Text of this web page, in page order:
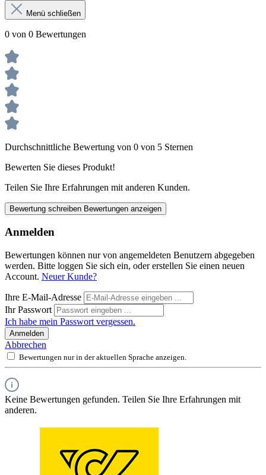
Menü schließen
0 von 0 Bewertungen
Durchschnittliche Bewertung von 0 von 5 Sternen
Bewerten Sie dieses Produkt!
Teilen Sie Ihre Erfahrungen mit anderen Kunden.
Bewertung schreiben Bewertungen anzeigen
Anmelden
Bewertungen können nur von angemeldeten Benutzern abgegeben
werden. Bitte loggen Sie sich ein, oder erstellen Sie einen neuen
Account. Neuer Kunde?
Ihre E-Mail-Adresse
Ihr Passwort
Ich habe mein Passwort vergessen.
Anmelden
Abbrechen
Bewertungen nur in der aktuellen Sprache anzeigen.
Keine Bewertungen gefunden. Teilen Sie Ihre Erfahrungen mit
anderen.